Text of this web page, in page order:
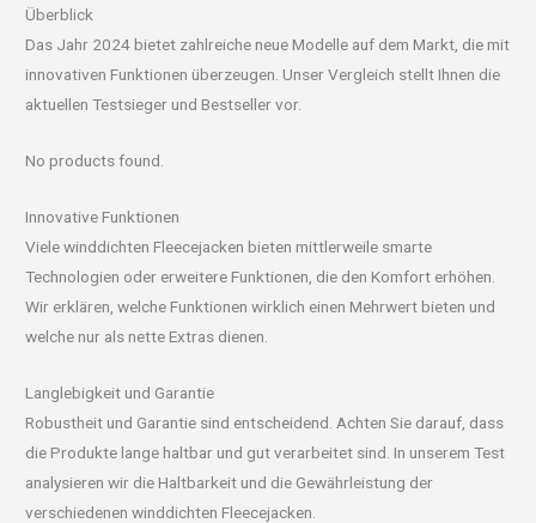
Überblick
Das Jahr 2024 bietet zahlreiche neue Modelle auf dem Markt, die mit
innovativen Funktionen überzeugen. Unser Vergleich stellt Ihnen die
aktuellen Testsieger und Bestseller vor.
No products found.
Innovative Funktionen
Viele winddichten Fleecejacken bieten mittlerweile smarte
Technologien oder erweitere Funktionen, die den Komfort erhöhen.
Wir erklären, welche Funktionen wirklich einen Mehrwert bieten und
welche nur als nette Extras dienen.
Langlebigkeit und Garantie
Robustheit und Garantie sind entscheidend. Achten Sie darauf, dass
die Produkte lange haltbar und gut verarbeitet sind. In unserem Test
analysieren wir die Haltbarkeit und die Gewährleistung der
verschiedenen winddichten Fleecejacken.